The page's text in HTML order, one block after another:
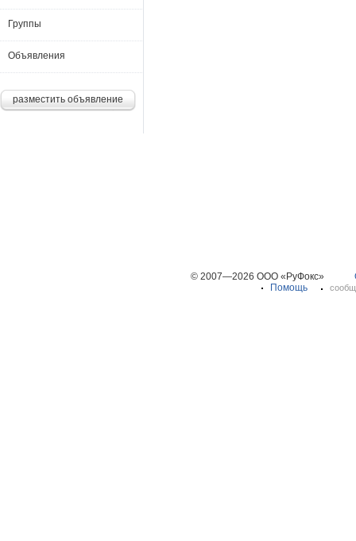
Группы
Объявления
разместить объявление
© 2007—2026 ООО «РуФокс»
Помощь